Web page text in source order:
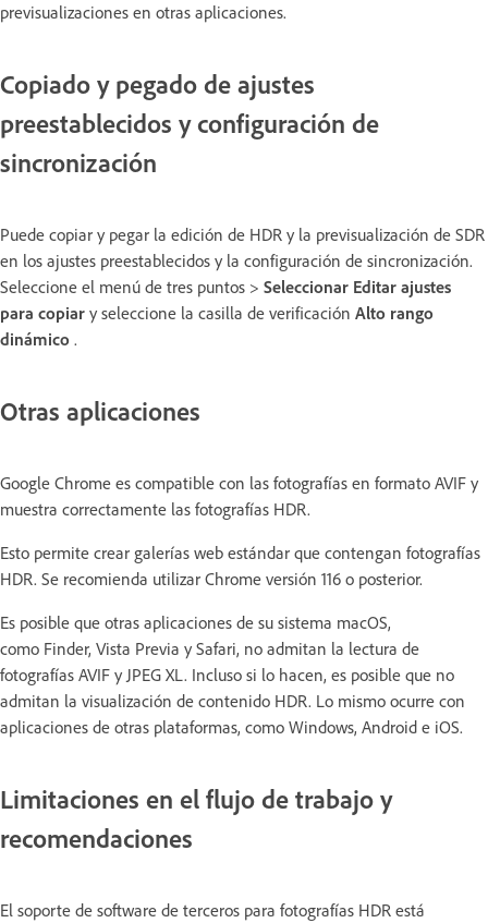
previsualizaciones en otras aplicaciones.
Copiado y pegado de ajustes
preestablecidos y configuración de
sincronización
Puede copiar y pegar la edición de HDR y la previsualización de SDR
en los ajustes preestablecidos y la configuración de sincronización.
Seleccione el menú de tres puntos > Seleccionar Editar ajustes
para copiar y seleccione la casilla de verificación Alto rango
dinámico .
Otras aplicaciones
Google Chrome es compatible con las fotografías en formato AVIF y
muestra correctamente las fotografías HDR.
Esto permite crear galerías web estándar que contengan fotografías
HDR. Se recomienda utilizar Chrome versión 116 o posterior.
Es posible que otras aplicaciones de su sistema macOS,
como Finder, Vista Previa y Safari, no admitan la lectura de
fotografías AVIF y JPEG XL. Incluso si lo hacen, es posible que no
admitan la visualización de contenido HDR. Lo mismo ocurre con
aplicaciones de otras plataformas, como Windows, Android e iOS.
Limitaciones en el flujo de trabajo y
recomendaciones
El soporte de software de terceros para fotografías HDR está